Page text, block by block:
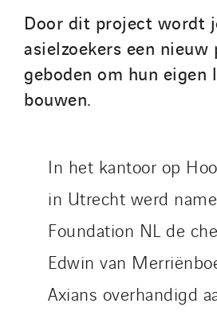
Door dit project wordt
asielzoekers een
geboden om hun eigen
bouwen.
In het kantoor op
in Utrecht werd
Foundation NL de
Edwin van
Axians overhandigd
Norway
Poland
Portugal
Romania
Slovakia
Sweden
United Kingdom